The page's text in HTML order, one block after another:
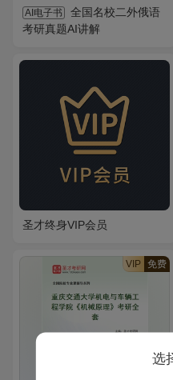
AI电子书
全国名校二外俄语
考研真题AI讲解
圣才终身VIP会员
VIP 免费
选